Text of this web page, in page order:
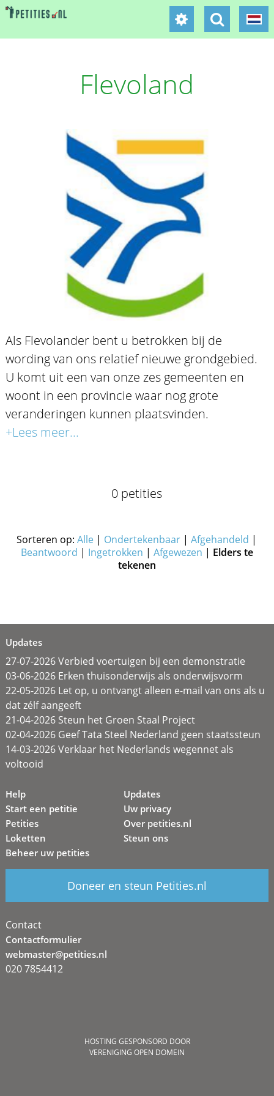
Flevoland
Als Flevolander bent u betrokken bij de
wording van ons relatief nieuwe grondgebied.
U komt uit een van onze zes gemeenten en
woont in een provincie waar nog grote
veranderingen kunnen plaatsvinden.
+Lees meer...
0 petities
Sorteren op:Alle | Ondertekenbaar |Afgehandeld |
Beantwoord | Ingetrokken | Afgewezen | Elders te
tekenen
Updates
27-07-2026 Verbied voertuigen bij een demonstratie
03-06-2026 Erken thuisonderwijs als onderwijsvorm
22-05-2026 Let op, u ontvangt alleen e-mail van ons als u
dat zélf aangeeft
21-04-2026 Steun het Groen Staal Project
02-04-2026 Geef Tata Steel Nederland geen staatssteun
14-03-2026 Verklaar het Nederlands wegennet als
voltooid
Help
Start een petitie
Petities
Loketten
Beheer uw petities
Updates
Uw privacy
Over petities.nl
Steun ons
Doneer en steun Petities.nl
Contact
Contactformulier
webmaster@petities.nl
020 7854412
HOSTING GESPONSORD DOOR
VERENIGING OPEN DOMEIN